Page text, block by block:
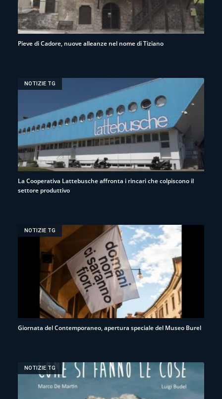
Pieve di Cadore, nuove alleanze nel nome di Tiziano
NOTIZIE TG
La Cooperativa Lattebusche affronta i rincari che colpiscono il
settore produttivo
NOTIZIE TG
Giornata del Contemporaneo, apertura speciale del Museo Burel
NOTIZIE TG